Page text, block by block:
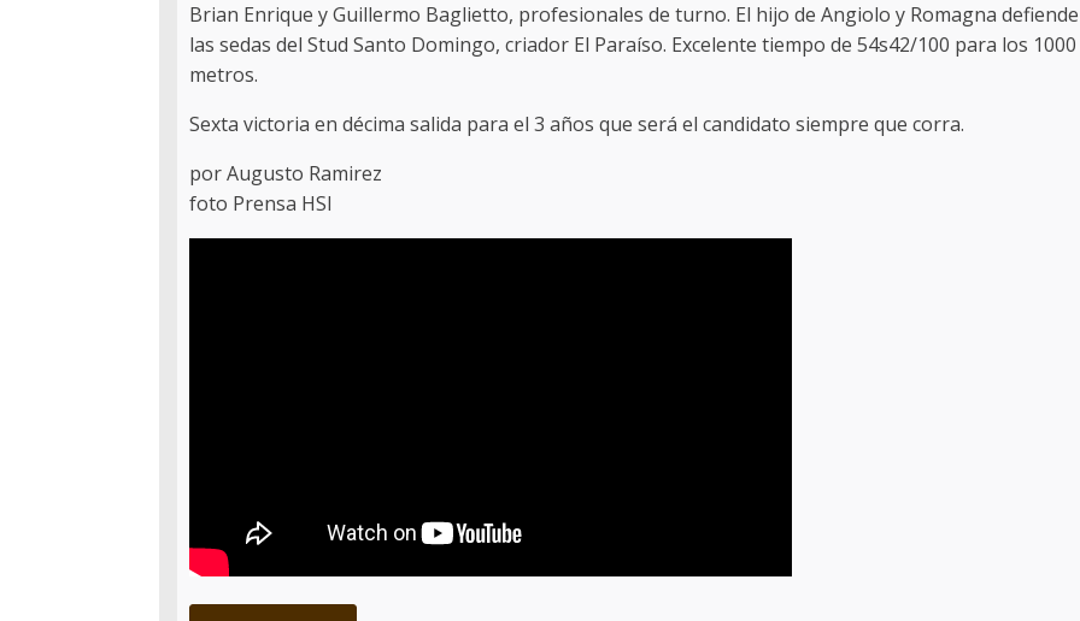
Brian Enrique y Guillermo Baglietto, profesionales de turno. El hijo de Angiolo y Romagna defiende
las sedas del Stud Santo Domingo, criador El Paraíso. Excelente tiempo de 54s42/100 para los 1000
metros.
Sexta victoria en décima salida para el 3 años que será el candidato siempre que corra.
por Augusto Ramirez
foto Prensa HSI